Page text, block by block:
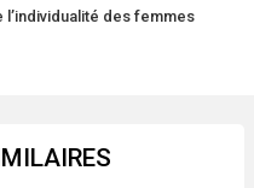
des femmes